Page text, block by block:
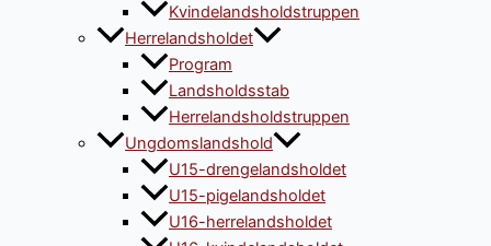
Kvindelandsholdstruppen
Herrelandsholdet
Program
Landsholdsstab
Herrelandsholdstruppen
Ungdomslandshold
U15-drengelandsholdet
U15-pigelandsholdet
U16-herrelandsholdet